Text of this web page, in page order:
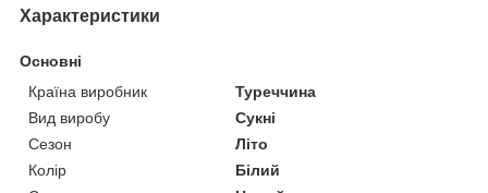
Характеристики
Основні
Країна виробник
Туреччина
Вид виробу
Сукні
Сезон
Літо
Колір
Білий